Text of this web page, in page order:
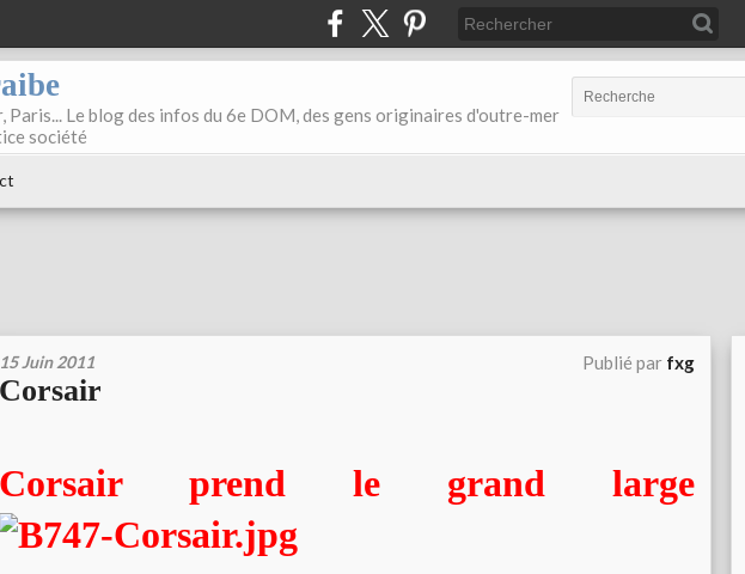
Paris... Le blog des infos du 6e DOM, des gens originaires d'outre-mer
société
15 Juin 2011 Publié par fxg
Corsair
Corsair prend le grand large